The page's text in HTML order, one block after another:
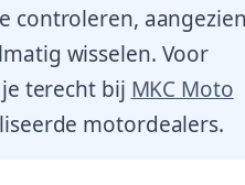
controleren,
wisselen. Voor
terecht bij MKC Moto
motordealers.